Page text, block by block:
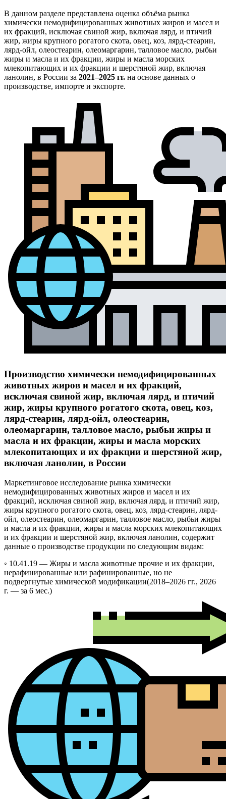
В данном разделе представлена оценка объёма рынка
химически немодифицированных животных жиров и масел и
их фракций, исключая свиной жир, включая лярд, и птичий
жир, жиры крупного рогатого скота, овец, коз, лярд-стеарин,
лярд-ойл, олеостеарин, олеомаргарин, талловое масло, рыбьи
жиры и масла и их фракции, жиры и масла морских
млекопитающих и их фракции и шерстяной жир, включая
ланолин, в России за 2021–2025 гг. на основе данных о
производстве, импорте и экспорте.
Производство химически немодифицированных
животных жиров и масел и их фракций,
исключая свиной жир, включая лярд, и птичий
жир, жиры крупного рогатого скота, овец, коз,
лярд-стеарин, лярд-ойл, олеостеарин,
олеомаргарин, талловое масло, рыбьи жиры и
масла и их фракции, жиры и масла морских
млекопитающих и их фракции и шерстяной жир,
включая ланолин, в России
Маркетинговое исследование рынка химически
немодифицированных животных жиров и масел и их
фракций, исключая свиной жир, включая лярд, и птичий жир,
жиры крупного рогатого скота, овец, коз, лярд-стеарин, лярд-
ойл, олеостеарин, олеомаргарин, талловое масло, рыбьи жиры
и масла и их фракции, жиры и масла морских млекопитающих
и их фракции и шерстяной жир, включая ланолин, содержит
данные о производстве продукции по следующим видам:
◦ 10.41.19 — Жиры и масла животные прочие и их фракции,
нерафинированные или рафинированные, но не
подвергнутые химической модификации(2018–2026 гг., 2026
г. — за 6 мес.)